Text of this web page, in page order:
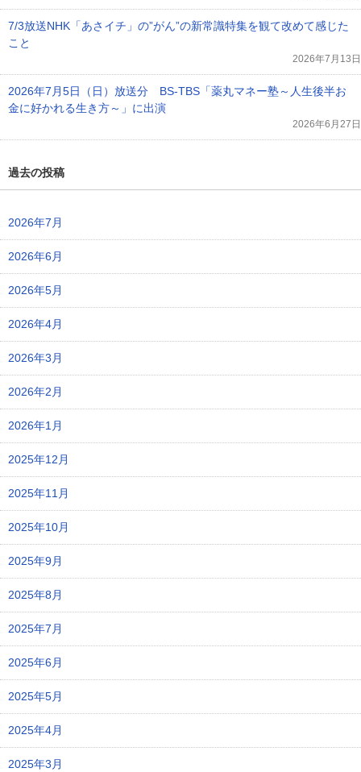
7/3放送NHK「あさイチ」の”がん”の新常識特集を観て改めて感じた
こと
2026年7月13日
2026年7月5日（日）放送分 BS-TBS「薬丸マネー塾～人生後半お
金に好かれる生き方～」に出演
2026年6月27日
過去の投稿
2026年7月
2026年6月
2026年5月
2026年4月
2026年3月
2026年2月
2026年1月
2025年12月
2025年11月
2025年10月
2025年9月
2025年8月
2025年7月
2025年6月
2025年5月
2025年4月
2025年3月